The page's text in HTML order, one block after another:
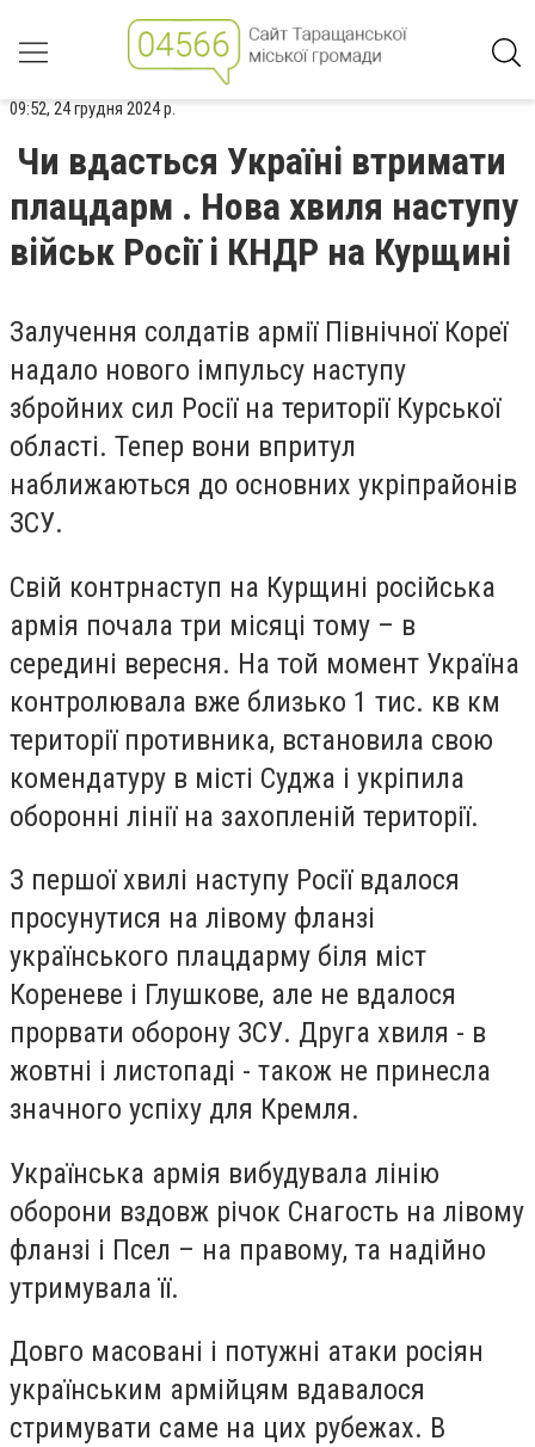
09:52, 24 грудня 2024 р.
Чи вдасться Україні втримати
плацдарм . Нова хвиля наступу
військ Росії і КНДР на Курщині
Залучення солдатів армії Північної Кореї
надало нового імпульсу наступу
збройних сил Росії на території Курської
області. Тепер вони впритул
наближаються до основних укріпрайонів
ЗСУ.
Свій контрнаступ на Курщині російська
армія почала три місяці тому – в
середині вересня. На той момент Україна
контролювала вже близько 1 тис. кв км
території противника, встановила свою
комендатуру в місті Суджа і укріпила
оборонні лінії на захопленій території.
З першої хвилі наступу Росії вдалося
просунутися на лівому фланзі
українського плацдарму біля міст
Кореневе і Глушкове, але не вдалося
прорвати оборону ЗСУ. Друга хвиля - в
жовтні і листопаді - також не принесла
значного успіху для Кремля.
Українська армія вибудувала лінію
оборони вздовж річок Снагость на лівому
фланзі і Псел – на правому, та надійно
утримувала її.
Довго масовані і потужні атаки росіян
українським армійцям вдавалося
стримувати саме на цих рубежах. В